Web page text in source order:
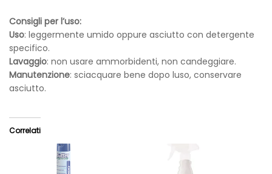
Consigli per l’uso:
Uso: leggermente umido oppure asciutto con detergente
specifico.
Lavaggio: non usare ammorbidenti, non candeggiare.
Manutenzione: sciacquare bene dopo luso, conservare
asciutto.
Correlati